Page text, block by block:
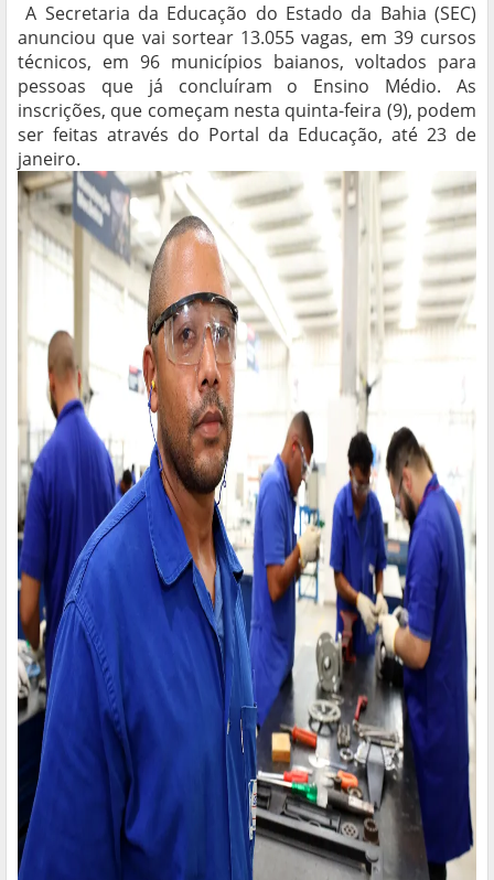
A Secretaria da Educação do Estado da Bahia (SEC)
anunciou que vai sortear 13.055 vagas, em 39 cursos
técnicos, em 96 municípios baianos, voltados para
pessoas que já concluíram o Ensino Médio. As
inscrições, que começam nesta quinta-feira (9), podem
ser feitas através do Portal da Educação, até 23 de
janeiro.